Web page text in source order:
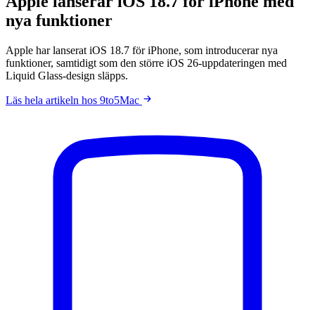
nya funktioner
Apple har lanserat iOS 18.7 för iPhone, som introducerar nya
funktioner, samtidigt som den större iOS 26-uppdateringen med
Liquid Glass-design släpps.
Läs hela artikeln hos 9to5Mac